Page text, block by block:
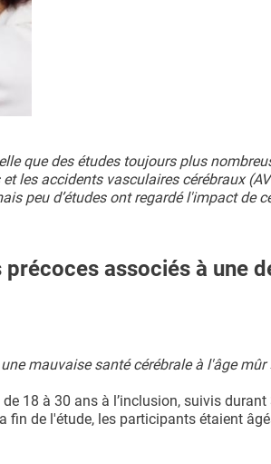
que des études toujours plus
les accidents vasculaires cérébraux
peu d’études ont regardé l'impact de
associés à une
mauvaise santé cérébrale à l'âge mûr
18 à 30 ans à l’inclusion, suivis
de l'étude, les participants étaient